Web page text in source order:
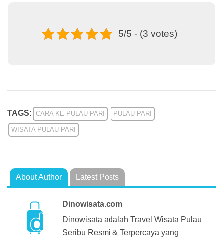
5/5 - (3 votes)
TAGS: CARA KE PULAU PARI PULAU PARI
WISATA PULAU PARI
About Author Latest Posts
Dinowisata.com
Dinowisata adalah Travel Wisata Pulau
Seribu Resmi & Terpercaya yang